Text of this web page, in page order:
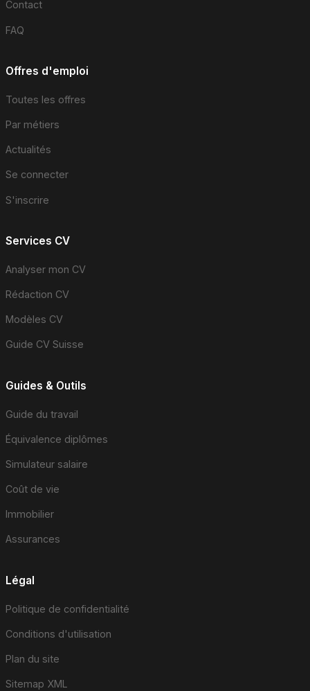
Contact
FAQ
Offres d'emploi
Toutes les offres
Par métiers
Actualités
Se connecter
S'inscrire
Services CV
Analyser mon CV
Rédaction CV
Modèles CV
Guide CV Suisse
Guides & Outils
Guide du travail
Équivalence diplômes
Simulateur salaire
Coût de vie
Immobilier
Assurances
Légal
Politique de confidentialité
Conditions d'utilisation
Plan du site
Sitemap XML